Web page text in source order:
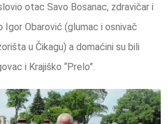
otac Savo Bosanac, zdravičar i
Igor Obarović (glumac i osnivač
u Čikagu) a domaćini su bili
i Krajiško “Prelo”.